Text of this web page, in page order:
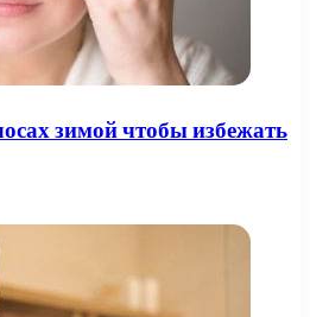
зимой чтобы избежать